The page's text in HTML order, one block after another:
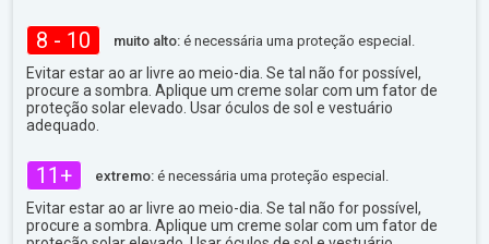
8 - 10 muito alto: é necessária uma proteção especial.
Evitar estar ao ar livre ao meio-dia. Se tal não for possível,
procure a sombra. Aplique um creme solar com um fator de
proteção solar elevado. Usar óculos de sol e vestuário
adequado.
11+ extremo: é necessária uma proteção especial.
Evitar estar ao ar livre ao meio-dia. Se tal não for possível,
procure a sombra. Aplique um creme solar com um fator de